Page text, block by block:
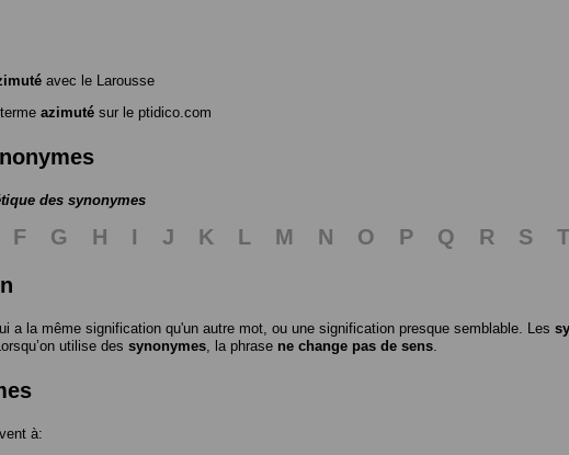
avec le Larousse
azimuté sur le ptidico.com
des synonymes
F G H I J K L M N O P Q R S
T
a la même signification qu'un autre mot, ou une signification presque semblable. Les
utilise des synonymes , la phrase ne change pas de sens
à: